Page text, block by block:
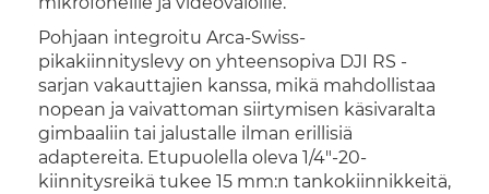
Pohjaan integroitu Arca-Swiss-
pikakiinnityslevy on yhteensopiva DJI RS -
sarjan vakauttajien kanssa, mikä mahdollistaa
nopean ja vaivattoman siirtymisen käsivaralta
gimbaaliin tai jalustalle ilman erillisiä
adaptereita. Etupuolella oleva 1/4"-20-
kiinnitysreikä tukee 15 mm:n tankokiinnikkeitä,